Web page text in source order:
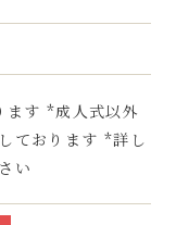
ます *成人式以外
ております *詳し
い